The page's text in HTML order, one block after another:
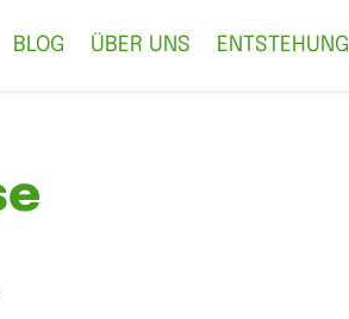
BLOG ÜBER UNS ENTSTEHUNG